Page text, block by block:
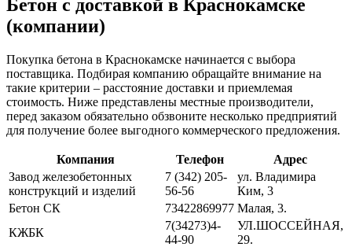
Бетон с доставкой в Краснокамске
(компании)
Покупка бетона в Краснокамске начинается с выбора
поставщика. Подбирая компанию обращайте внимание на
такие критерии – расстояние доставки и приемлемая
стоимость. Ниже представлены местные производители,
перед заказом обязательно обзвоните несколько предприятий
для получение более выгодного коммерческого предложения.
Компания Телефон
Адрес
Завод железобетонных
конструкций и изделий
7 (342) 205-
56-56
ул. Владимира
Ким, 3
Бетон СК
73422869977 Малая, 3.
КЖБК
7(34273)4-
44-90
УЛ.ШОССЕЙНАЯ,
29.